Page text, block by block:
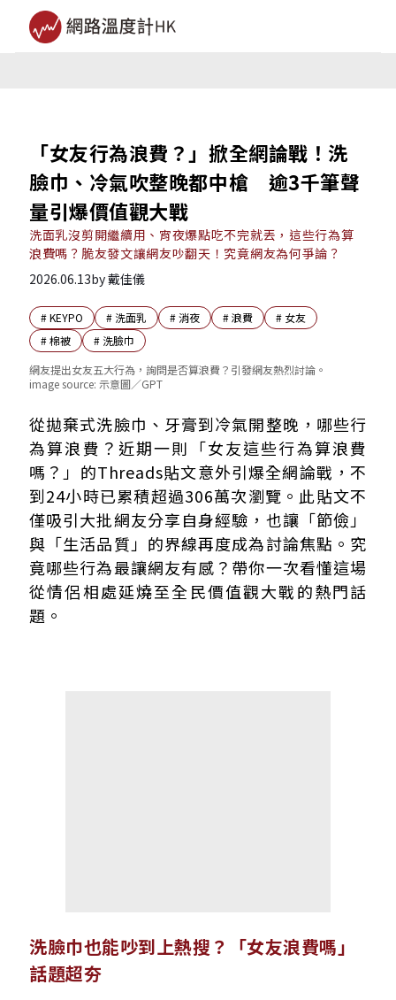
「女友行為浪費？」掀全網論戰！洗
臉巾、冷氣吹整晚都中槍 逾3千筆聲
量引爆價值觀大戰
洗面乳沒剪開繼續用、宵夜爆點吃不完就丟，這些行為算
浪費嗎？脆友發文讓網友吵翻天！究竟網友為何爭論？
2026.06.13by戴佳儀
#KEYPO # 洗面乳 #消夜 #浪費 # 女友
#棉被 # 洗臉巾
網友提出女友五大行為，詢問是否算浪費？引發網友熱烈討論。
image source: 示意圖／GPT
洗臉巾也能吵到上熱搜？「女友浪費嗎」話題超夯
花自己的錢也有問題？網友爭論核心其實是價值觀
從拋棄式洗臉巾、牙膏到冷氣開整晚，哪些行
為算浪費？近期一則「女友這些行為算浪費
嗎？」的Threads貼文意外引爆全網論戰，不
到24小時已累積超過306萬次瀏覽。此貼文不
僅吸引大批網友分享自身經驗，也讓「節儉」
與「生活品質」的界線再度成為討論焦點。究
竟哪些行為最讓網友有感？帶你一次看懂這場
從情侶相處延燒至全民價值觀大戰的熱門話
題。
洗臉巾也能吵到上熱搜？「女友浪費嗎」
話題超夯